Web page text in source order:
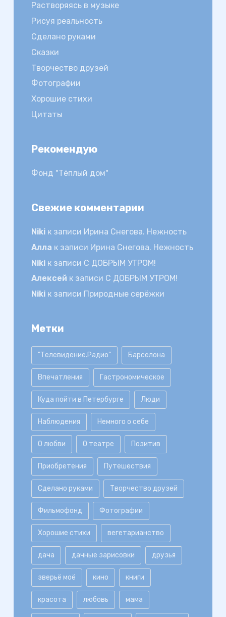
Растворяясь в музыке
Рисуя реальность
Сделано руками
Сказки
Творчество друзей
Фотографии
Хорошие стихи
Цитаты
Рекомендую
Фонд "Тёплый дом"
Свежие комментарии
Nikiк записи Ирина Снегова. Нежность
Алла к записи Ирина Снегова. Нежность
Nikiк записи С ДОБРЫМ УТРОМ!
Алексей к записи С ДОБРЫМ УТРОМ!
Nikiк записи Природные серёжки
Метки
"Телевидение.Радио" Барселона
Впечатления Гастрономическое
Куда пойти в Петербурге Люди
Наблюдения Немного о себе
О любви О театре Позитив
Приобретения Путешествия
Сделано руками Творчество друзей
Фильмофонд Фотографии
Хорошие стихи вегетарианство
дача дачные зарисовки друзья
зверьё моё кино книги
красота любовь мама